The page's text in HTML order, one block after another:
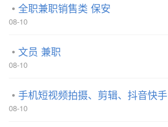
全职兼职销售类 保安
08-10
文员 兼职
08-10
手机短视频拍摄、剪辑、抖音快手
08-10